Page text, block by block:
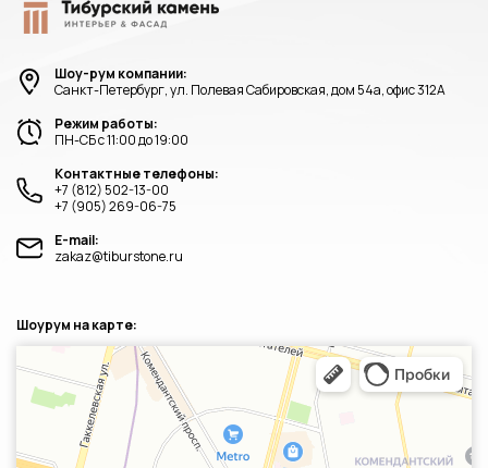
Шоу-рум компании:
Санкт-Петербург, ул. Полевая Сабировская, дом 54а, офис 312А
Режим работы:
ПН-СБ с 11:00 до 19:00
Контактные телефоны:
+7 (812) 502-13-00
+7 (905) 269-06-75
E-mail:
zakaz@tiburstone.ru
Шоурум на карте:
Санкт‑Петербург
Яндекс.Карты — транспорт, навигация, поиск мест